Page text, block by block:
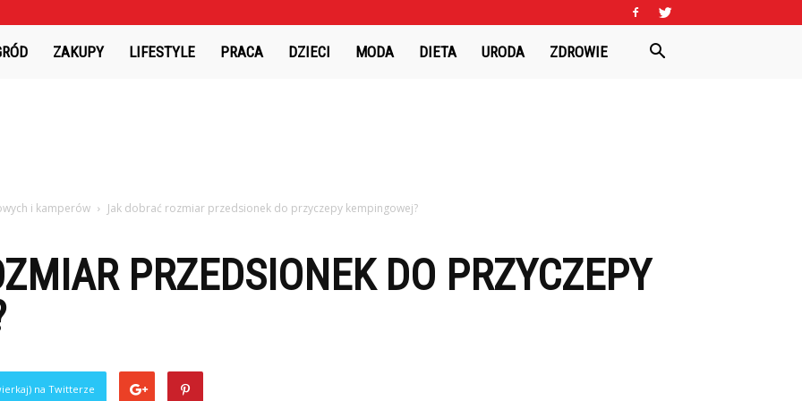
ZAKUPY LIFESTYLE PRACA DZIECI MODA DIETA URODA ZDROWIE
i kamperów Jak dobrać rozmiar przedsionek do przyczepy kempingowej?
PRZEDSIONEK DO PRZYCZEPY
na Twitterze